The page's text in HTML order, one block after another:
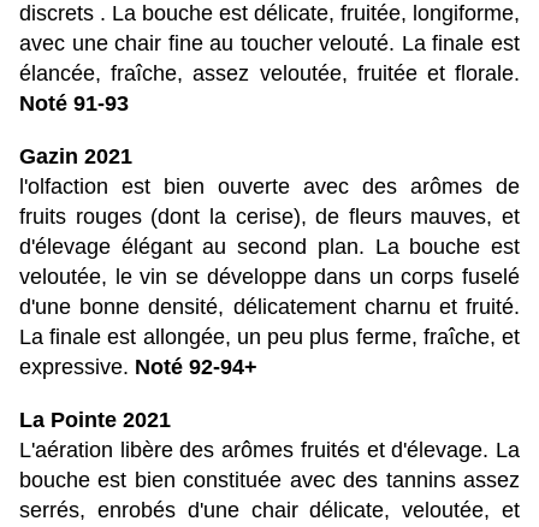
discrets . La bouche est délicate, fruitée, longiforme,
avec une chair fine au toucher velouté. La finale est
élancée, fraîche, assez veloutée, fruitée et florale.
Noté 91-93
Gazin 2021
l'olfaction est bien ouverte avec des arômes de
fruits rouges (dont la cerise), de fleurs mauves, et
d'élevage élégant au second plan. La bouche est
veloutée, le vin se développe dans un corps fuselé
d'une bonne densité, délicatement charnu et fruité.
La finale est allongée, un peu plus ferme, fraîche, et
expressive. Noté 92-94+
La Pointe 2021
L'aération libère des arômes fruités et d'élevage. La
bouche est bien constituée avec des tannins assez
serrés, enrobés d'une chair délicate, veloutée, et